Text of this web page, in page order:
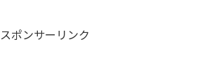
スポンサーリンク